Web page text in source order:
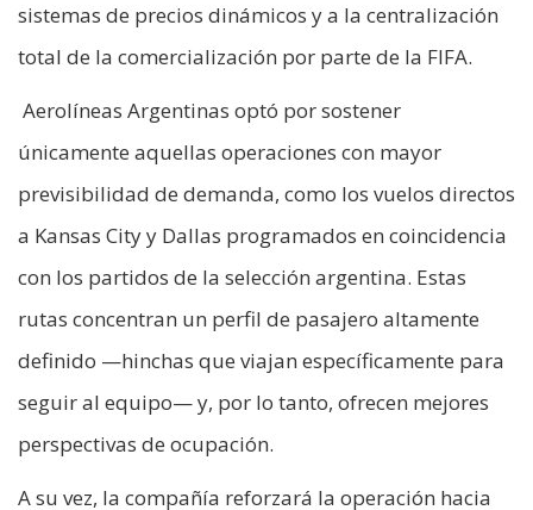
sistemas de precios dinámicos y a la centralización
total de la comercialización por parte de la FIFA.
Aerolíneas Argentinas optó por sostener
únicamente aquellas operaciones con mayor
previsibilidad de demanda, como los vuelos directos
a Kansas City y Dallas programados en coincidencia
con los partidos de la selección argentina. Estas
rutas concentran un perfil de pasajero altamente
definido —hinchas que viajan específicamente para
seguir al equipo— y, por lo tanto, ofrecen mejores
perspectivas de ocupación.
A su vez, la compañía reforzará la operación hacia